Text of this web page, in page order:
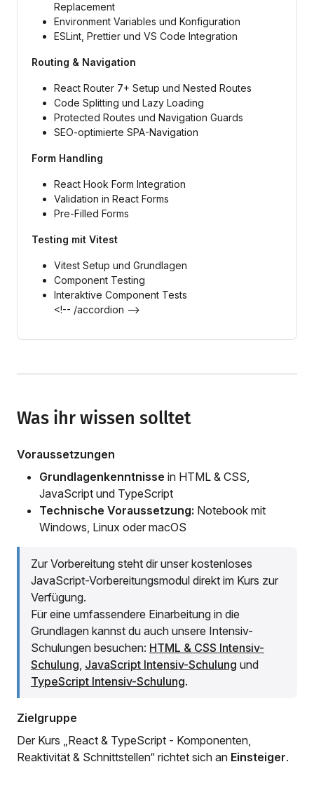
Replacement
Environment Variables und Konfiguration
ESLint, Prettier und VS Code Integration
Routing & Navigation
React Router 7+ Setup und Nested Routes
Code Splitting und Lazy Loading
Protected Routes und Navigation Guards
SEO-optimierte SPA-Navigation
Form Handling
React Hook Form Integration
Validation in React Forms
Pre-Filled Forms
Testing mit Vitest
Vitest Setup und Grundlagen
Component Testing
Interaktive Component Tests
<!-- /accordion -->
Was ihr wissen solltet
Voraussetzungen
Grundlagenkenntnisse in HTML & CSS,
JavaScript und TypeScript
Technische Voraussetzung: Notebook mit
Windows, Linux oder macOS
Zur Vorbereitung steht dir unser kostenloses
JavaScript-Vorbereitungsmodul direkt im Kurs zur
Verfügung.
Für eine umfassendere Einarbeitung in die
Grundlagen kannst du auch unsere Intensiv-
Schulungen besuchen: HTML & CSS Intensiv-
Schulung, JavaScript Intensiv-Schulung und
TypeScript Intensiv-Schulung.
Zielgruppe
Der Kurs „React & TypeScript - Komponenten,
Reaktivität & Schnittstellen“ richtet sich an Einsteiger.